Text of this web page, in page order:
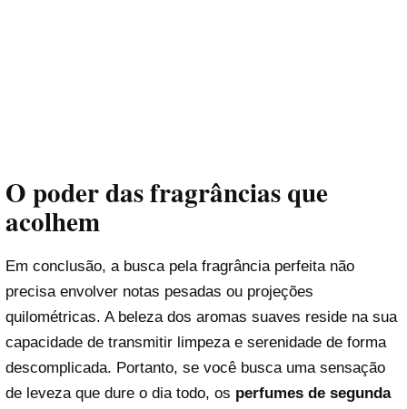
O poder das fragrâncias que
acolhem
Em conclusão, a busca pela fragrância perfeita não
precisa envolver notas pesadas ou projeções
quilométricas. A beleza dos aromas suaves reside na sua
capacidade de transmitir limpeza e serenidade de forma
descomplicada. Portanto, se você busca uma sensação
de leveza que dure o dia todo, os perfumes de segunda